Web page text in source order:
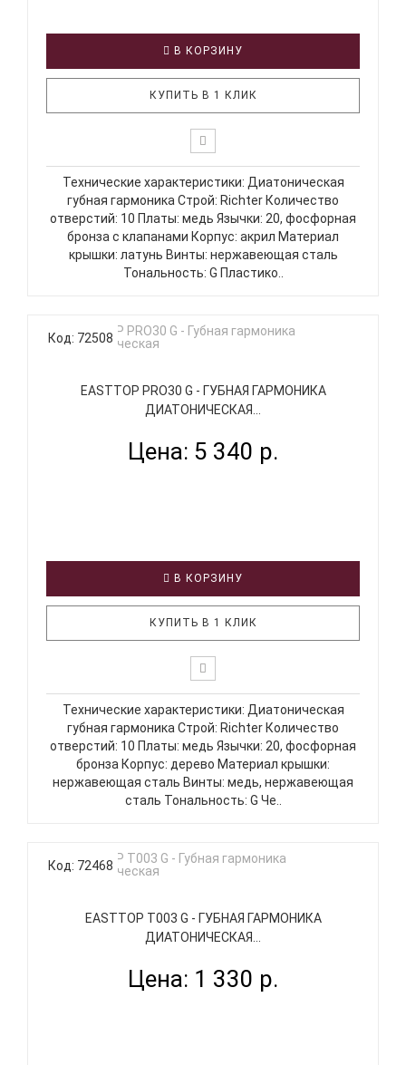
В КОРЗИНУ
КУПИТЬ В 1 КЛИК
Технические характеристики: Диатоническая
губная гармоника Строй: Richter Количество
отверстий: 10 Платы: медь Язычки: 20, фосфорная
бронза с клапанами Корпус: акрил Материал
крышки: латунь Винты: нержавеющая сталь
Тональность: G Пластико..
Код: 72508
EASTTOP PRO30 G - ГУБНАЯ ГАРМОНИКА
ДИАТОНИЧЕСКАЯ...
Цена: 5 340 р.
В КОРЗИНУ
КУПИТЬ В 1 КЛИК
Технические характеристики: Диатоническая
губная гармоника Строй: Richter Количество
отверстий: 10 Платы: медь Язычки: 20, фосфорная
бронза Корпус: дерево Материал крышки:
нержавеющая сталь Винты: медь, нержавеющая
сталь Тональность: G Че..
Код: 72468
EASTTOP T003 G - ГУБНАЯ ГАРМОНИКА
ДИАТОНИЧЕСКАЯ...
Цена: 1 330 р.